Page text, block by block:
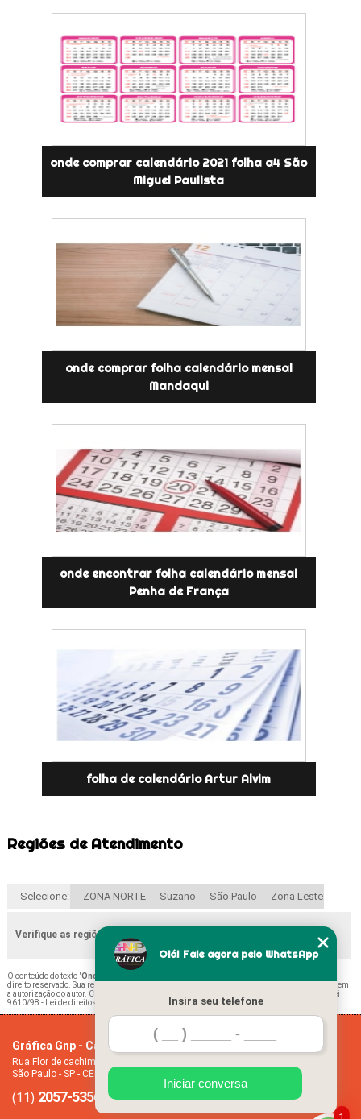
onde comprar calendário 2021 folha a4 São
Miguel Paulista
onde comprar folha calendário mensal
Mandaqui
onde encontrar folha calendário mensal
Penha de França
folha de calendário Artur Alvim
Regiões de Atendimento
Selecione: ZONA NORTE Suzano São Paulo Zona Leste
Verifique as regiões que atendemos
O conteúdo do texto "Onde Encontrar Calendário Folha Jardim Santa Terezinha
direito reservado. Sua reprodução, parcial ou total, mesmo citando nossos links, é proibida sem
a autorização do autor. Crime de violação de direito autoral – artigo 184 do Código Penal –
Lei
9610/98 - Lei de direitos autorais
Gráfica Gnp - Cartão de visita
Rua Flor de cachimbo, 274 - Jardim Santana
São Paulo - SP - CEP: 08050-040
(11) 2057-5356 (11)94612-2445
Empresa
Missão
Olá! Fale agora pelo WhatsApp
Insira seu telefone
Iniciar conversa